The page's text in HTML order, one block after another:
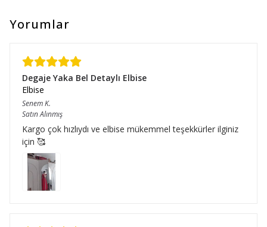
Yorumlar
Degaje Yaka Bel Detaylı Elbise
Elbise
SenemK.
Satın Alınmış
Kargo çok hızlıydı ve elbise mükemmel teşekkürler ilginiz
için 🥰